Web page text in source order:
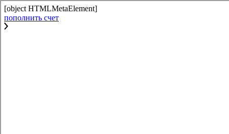
[object HTMLMetaElement]
пополнить счет